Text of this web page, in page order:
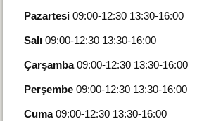
Pazartesi09:00-12:30 13:30-16:00
Salı09:00-12:30 13:30-16:00
Çarşamba09:00-12:30 13:30-16:00
Perşembe09:00-12:30 13:30-16:00
Cuma09:00-12:30 13:30-16:00